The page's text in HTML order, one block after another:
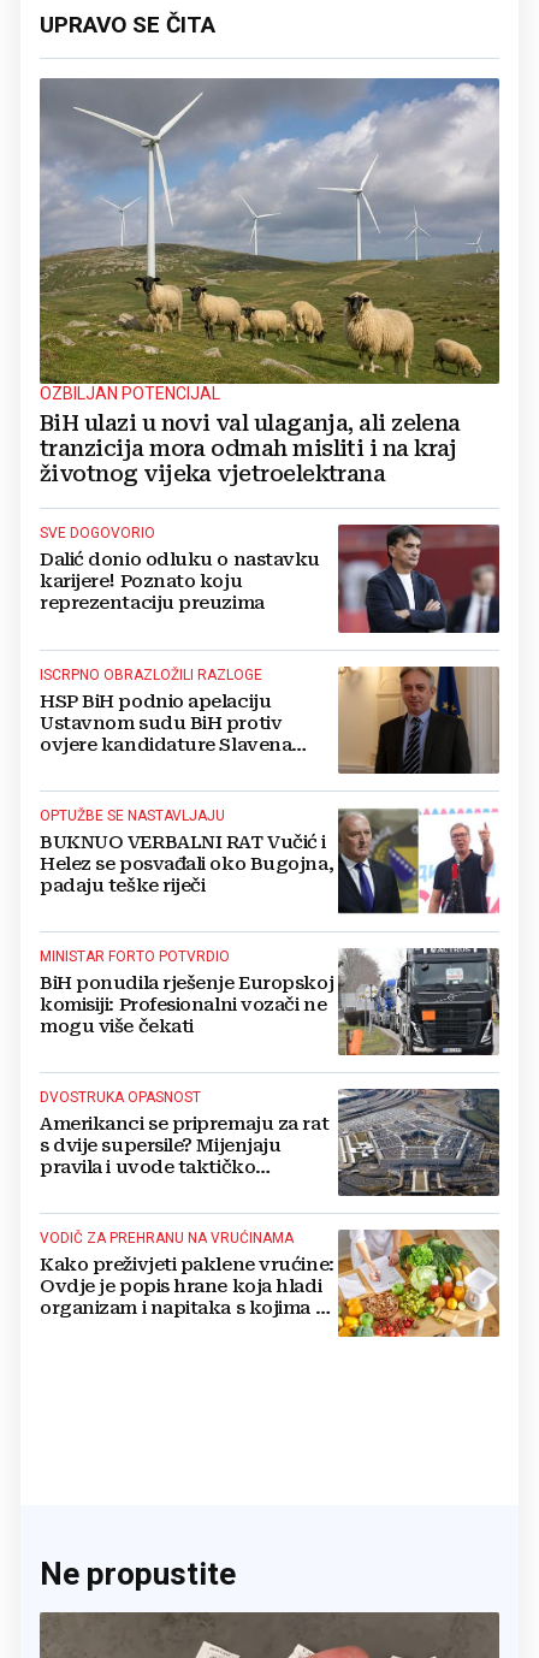
UPRAVO SE ČITA
OZBILJAN POTENCIJAL
BiH ulazi u novi val ulaganja, ali zelena
tranzicija mora odmah misliti i na kraj
životnog vijeka vjetroelektrana
SVE DOGOVORIO
Dalić donio odluku o nastavku
karijere! Poznato koju
reprezentaciju preuzima
ISCRPNO OBRAZLOŽILI RAZLOGE
HSP BiH podnio apelaciju
Ustavnom sudu BiH protiv
ovjere kandidature Slavena
OPTUŽBE SE NASTAVLJAJU
BUKNUO VERBALNI RAT Vučić i
Helez se posvađali oko Bugojna,
padaju teške riječi
MINISTAR FORTO POTVRDIO
BiH ponudila rješenje Europskoj
komisiji: Profesionalni vozači ne
mogu više čekati
DVOSTRUKA OPASNOST
Amerikanci se pripremaju za rat
s dvije supersile? Mijenjaju
pravila i uvode taktičko
VODIČ ZA PREHRANU NA VRUĆINAMA
Kako preživjeti paklene vrućine:
Ovdje je popis hrane koja hladi
organizam i napitaka s kojima si
Ne propustite